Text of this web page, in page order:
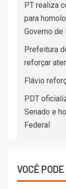
PT realiza
para
Governo de
Prefeitura
reforçar
Flávio
PDT
Senado e
Federal
VOCÊ